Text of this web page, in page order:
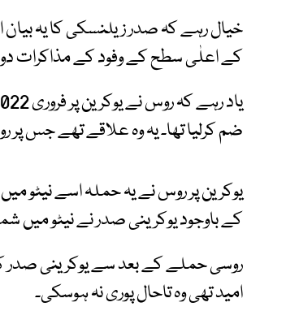
خیال رہے کہ صدر زیلنسکی کا یہ بیان
کے اعلٰی سطح کے وفود کے مذاکرات
ضم کرلیا تھا۔ یہ وہ علاقے تھے جس پر
یوکرین پر روس نے یہ حملہ اسے نیٹو
کے باوجود یوکرینی صدر نے نیٹو میں
روسی حملے کے بعد سے یوکرینی صدر
امید تھی وہ تاحال پوری نہ ہوسکی۔